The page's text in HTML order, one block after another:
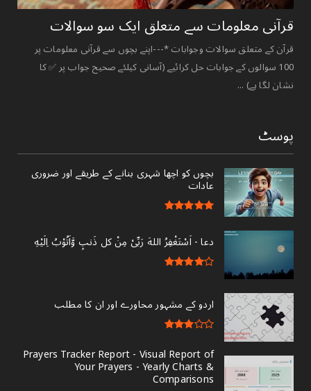
قرآنی ‏معلومات ‏سے ‏متعلق ‏ایک ‏سو ‏سوالات ‏
قرآن کے متعلق سوالات وجوابات *---اپنے بچوں سے قرآنی معلومات پر
100 سوالوں کے جوابات حل کرائیے (آسانی کیلئے صحیح جواب پر ✅ کا
نشان لگا ہے) ...
پوسٹ
بچوں کو اچھا شہری بنانے کے طریقے اور ضروری
عادات
دعا - ‎اَسْتَغْفِرُ اللهَ رَبِّىْ مِنْ کل ذَنبٍ وَّاَتُوْبُ اِلَيْهِ
اردو کے مشہور محاورے اور ان کا مطلب
Prayers Tracker Report - Visual Report of
Your Prayers - Yearly Charts &
Comparisons